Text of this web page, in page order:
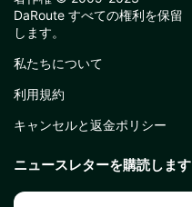
DaRoute すべての権利を保留
します。
私たちについて
利用規約
キャンセルと返金ポリシー
ニュースレターを購読します